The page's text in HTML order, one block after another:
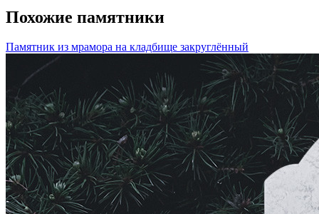
Похожие памятники
Памятник из мрамора на кладбище закруглённый